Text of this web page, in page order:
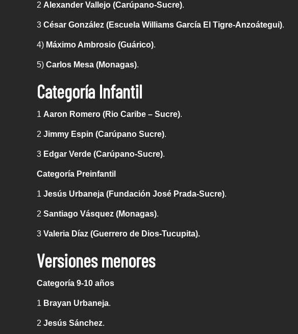
2 Alexander Vallejo (Carúpano-Sucre).
3 César González (Escuela Williams García El Tigre-Anzoátegui).
4) Máximo Ambrosio (Guárico).
5) Carlos Mesa (Monagas).
Categoría Infantil
1 Aaron Romero (Rio Caribe – Sucre).
2 Jimmy Espin (Carúpano Sucre).
3 Edgar Verde (Carúpano-Sucre).
Categoría Preinfantil
1 Jesús Urbaneja (Fundación José Prada-Sucre).
2 Santiago Vásquez (Monagas).
3 Valeria Díaz (Guerrero de Dios-Tucupita).
Versiones menores
Categoría 9-10 años
1 Brayan Urbaneja.
2 Jesús Sánchez.